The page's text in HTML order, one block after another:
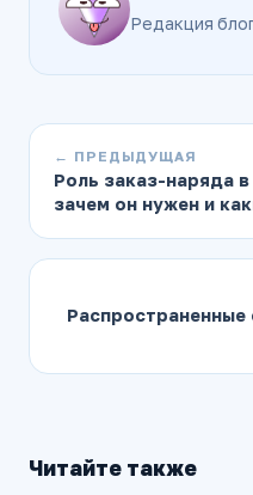
Редакция
← ПРЕДЫДУЩАЯ
Роль заказ-наряда
зачем он нужен и
Читайте также